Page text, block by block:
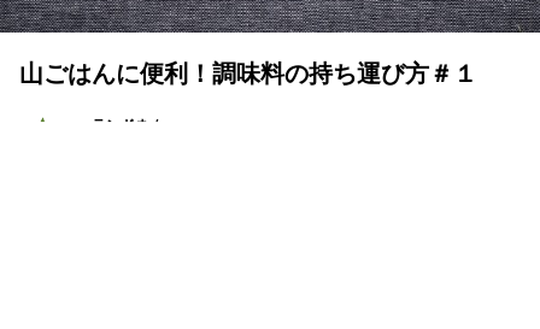
山ごはんに便利！調味料の持ち運び方＃１
ランドネ /